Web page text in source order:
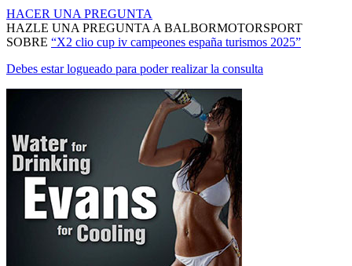
HAZLE UNA PREGUNTA A BALBORMOTORSPORT
SOBRE“X2 clio cup iv campeones españa turismos 2025”
Debes estar logueado para poder realizar la consulta